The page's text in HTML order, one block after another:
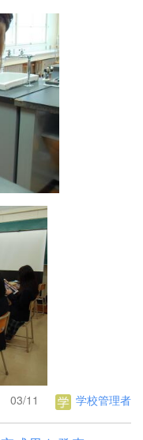
03/11 学校管理者